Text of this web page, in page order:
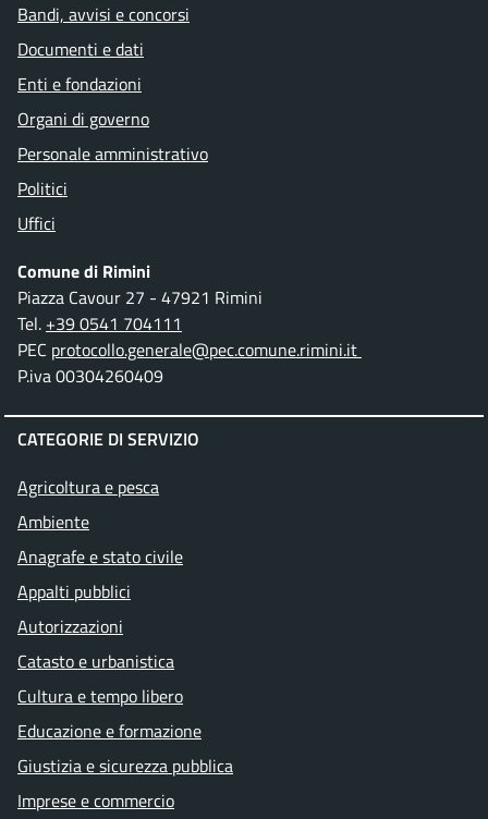
Bandi, avvisi e concorsi
Documenti e dati
Enti e fondazioni
Organi di governo
Personale amministrativo
Politici
Uffici
Comune di Rimini
Piazza Cavour 27 - 47921 Rimini
Tel. +39 0541 704111
PEC protocollo.generale@pec.comune.rimini.it
P.iva 00304260409
CATEGORIE DI SERVIZIO
Agricoltura e pesca
Ambiente
Anagrafe e stato civile
Appalti pubblici
Autorizzazioni
Catasto e urbanistica
Cultura e tempo libero
Educazione e formazione
Giustizia e sicurezza pubblica
Imprese e commercio